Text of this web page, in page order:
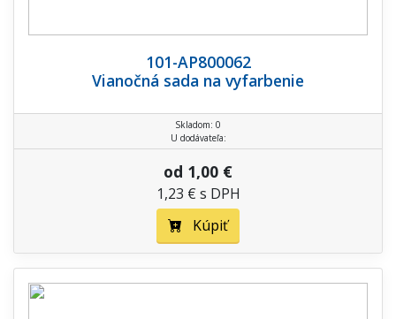
101-AP800062
Vianočná sada na vyfarbenie
Skladom: 0
U dodávateľa:
od 1,00 €
1,23 € s DPH
Kúpiť